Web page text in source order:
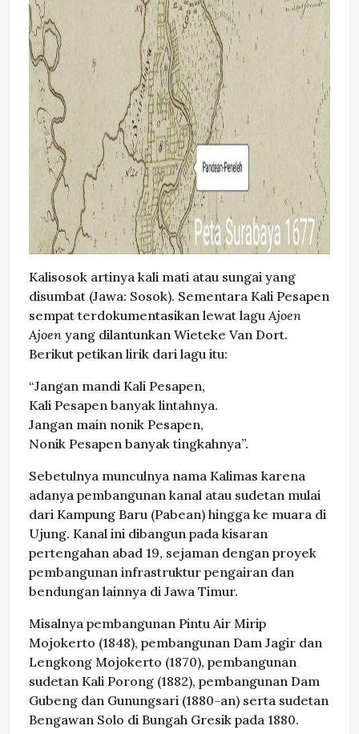
Kalisosok artinya kali mati atau sungai yang
disumbat (Jawa: Sosok). Sementara Kali Pesapen
sempat terdokumentasikan lewat laguAjoen
Ajoen yang dilantunkan Wieteke Van Dort.
Berikut petikan lirik dari lagu itu:
“Jangan mandi Kali Pesapen,
Kali Pesapen banyak lintahnya.
Jangan main nonik Pesapen,
Nonik Pesapen banyak tingkahnya”.
Sebetulnya munculnya nama Kalimas karena
adanya pembangunan kanal atau sudetan mulai
dari Kampung Baru (Pabean) hingga ke muara di
Ujung. Kanal ini dibangun pada kisaran
pertengahan abad 19, sejaman dengan proyek
pembangunan infrastruktur pengairan dan
bendungan lainnya di Jawa Timur.
Misalnya pembangunan Pintu Air Mirip
Mojokerto (1848), pembangunan Dam Jagir dan
Lengkong Mojokerto (1870), pembangunan
sudetan Kali Porong (1882), pembangunan Dam
Gubeng dan Gunungsari (1880-an) serta sudetan
Bengawan Solo di Bungah Gresik pada 1880.